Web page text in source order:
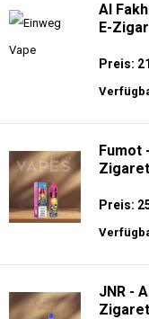
Al
E-
Preis:
Fumot
Preis:
JNR -